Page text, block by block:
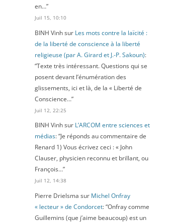
en…”
Juil 15, 10:10
BINH Vinhsur Les mots contre la laïcité :
de la liberté de conscience à la liberté
religieuse (par A. Girard et J.-P. Sakoun):
“Texte très intéressant. Questions qui se
posent devant l’énumération des
glissements, ici et là, de la « Liberté de
Conscience…”
Juil 12, 22:25
BINH Vinhsur L’ARCOM entre sciences et
médias: “Je réponds au commentaire de
Renard 1) Vous écrivez ceci : « John
Clauser, physicien reconnu et brillant, ou
François…”
Juil 12, 14:38
Pierre Drielsma sur Michel Onfray
« lecteur » de Condorcet: “Onfray comme
Guillemins (que j’aime beaucoup) est un